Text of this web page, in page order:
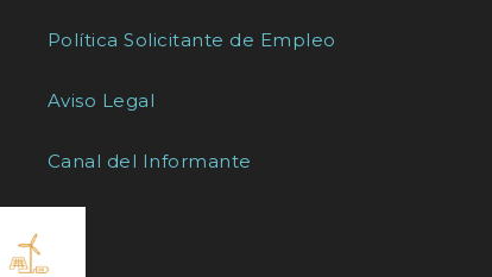
Política Solicitante de Empleo
Aviso Legal
Canal del Informante